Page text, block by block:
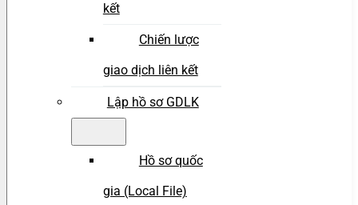
kết
Chiến lược
giao dịch liên kết
Lập hồ sơ GDLK
Hồ sơ quốc
gia (Local File)